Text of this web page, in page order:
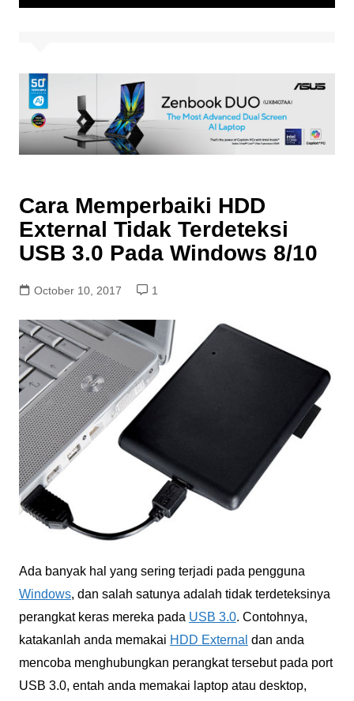
Cara Memperbaiki HDD
External Tidak Terdeteksi
USB 3.0 Pada Windows 8/10
October 10, 2017 1
Ada banyak hal yang sering terjadi pada pengguna
Windows, dan salah satunya adalah tidak terdeteksinya
perangkat keras mereka pada USB 3.0. Contohnya,
katakanlah anda memakai HDD External dan anda
mencoba menghubungkan perangkat tersebut pada port
USB 3.0, entah anda memakai laptop atau desktop,